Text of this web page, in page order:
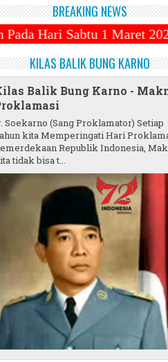
BREAKING NEWS
Maret 2025 ~||~ 1
KILAS BALIK BUNG KARNO
Balik Bung Karno -
Soekarno (Sang Proklamator) Setiap
kita Memperingati Hari
Republik Indonesia,
tidak bisa t...